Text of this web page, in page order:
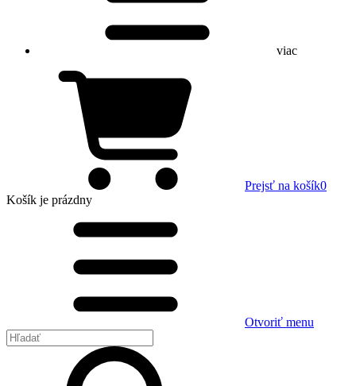
viac
Prejsť na košík0
Košík je prázdny
Otvoriť menu